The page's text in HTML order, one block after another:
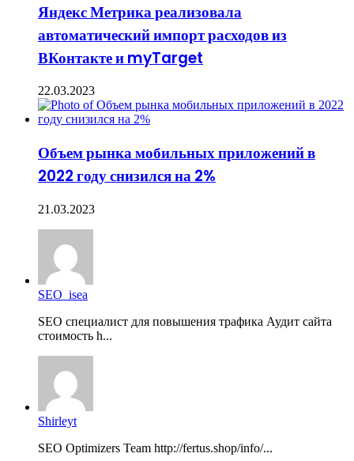
Яндекс Метрика реализовала
автоматический импорт расходов из
ВКонтакте и myTarget
22.03.2023
Объем рынка мобильных приложений в
2022 году снизился на 2%
21.03.2023
SEO_isea
SEO специалист для повышения трафика Аудит сайта
стоимость h...
Shirleyt
SEO Optimizers Team http://fertus.shop/info/...